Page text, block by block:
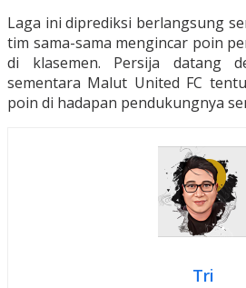
Laga ini diprediksi berlangsung
tim sama-sama mengincar poin
di klasemen. Persija datang
sementara Malut United FC
poin di hadapan pendukungnya
Tri